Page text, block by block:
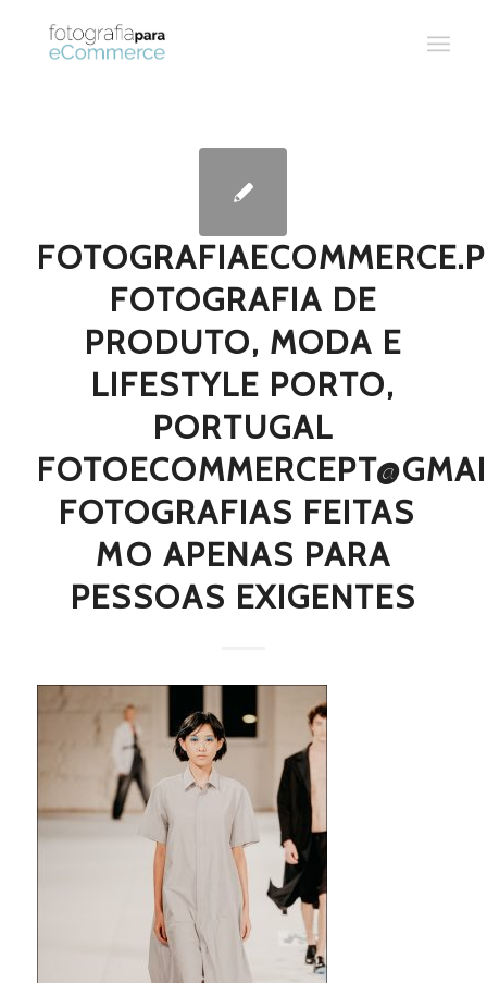
FOTOGRAFIA DE
PRODUTO, MODA E
LIFESTYLE PORTO,
PORTUGAL
FOTOGRAFIAS FEITAS 
MO APENAS PARA
PESSOAS EXIGENTES